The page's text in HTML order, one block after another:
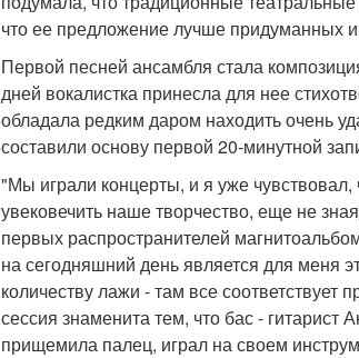
что ее предложение лучше придуманных
Первой песней ансамбля стала
дней вокалистка принесла для нее
обладала редким даром находить очень
составили основу первой 20-минутной
"Мы играли концерты, и я уже чувствовал,
увековечить наше творчество, еще не
первых распространителей
на сегодняшний день является для меня
количеству лажи - там все
сессия знаменита тем, что бас -
прищемила палец, играл на своем